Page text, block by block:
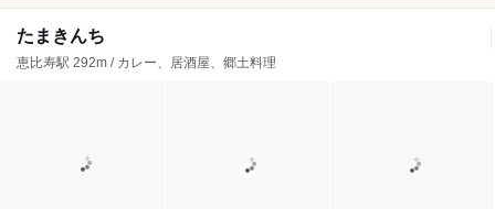
たまきんち
恵比寿駅 292m / カレー、居酒屋、郷土料理